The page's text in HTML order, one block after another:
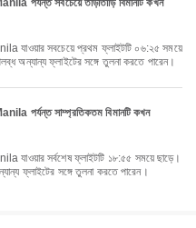
সবচেয়ে তাড়াতাড়ি বিমানটি কখন
অন্যান্য ফ্লাইটের সঙ্গে তুলনা করতে পারেন।
পর্যন্ত সাম্প্রতিকতম বিমানটি কখন
ফ্লাইটের সঙ্গে তুলনা করতে পারেন।